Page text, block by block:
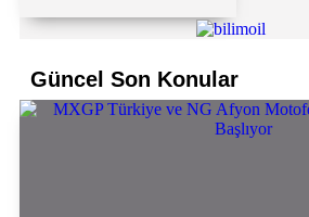
Güncel Son Konular